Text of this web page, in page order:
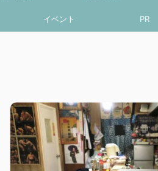
イベント PR